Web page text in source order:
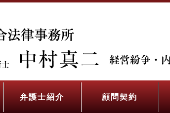
弁護士紹介 顧問契約